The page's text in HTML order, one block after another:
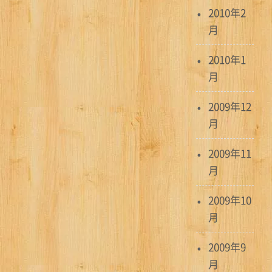
2010年2
月
2010年1
月
2009年12
月
2009年11
月
2009年10
月
2009年9
月